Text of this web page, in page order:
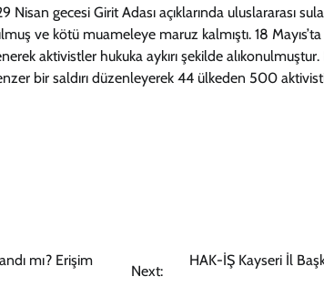
gecesi Girit Adası açıklarında uluslararası
ve kötü muameleye maruz kalmıştı. 18
aktivistler hukuka aykırı şekilde
bir saldırı düzenleyerek 44 ülkeden 500
mı? Erişim
Next:
HAK-İŞ Kayseri İl